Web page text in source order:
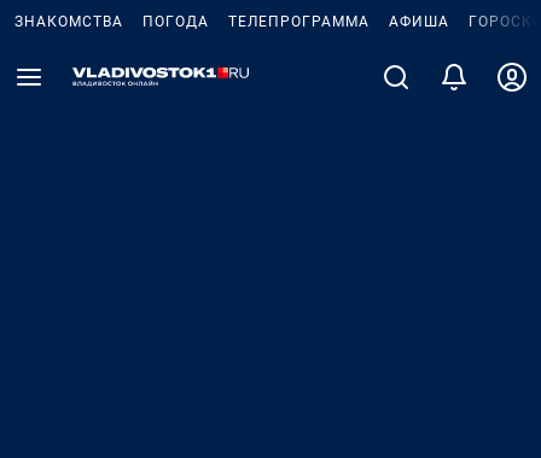
ЗНАКОМСТВА ПОГОДА ТЕЛЕПРОГРАММА АФИША